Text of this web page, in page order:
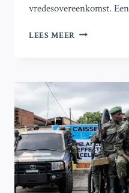
vredesovereenkomst.
LEES MEER DR
HERVATTEN
GESPREKKEN
QATAR
NA
GEWELD
IN
HET